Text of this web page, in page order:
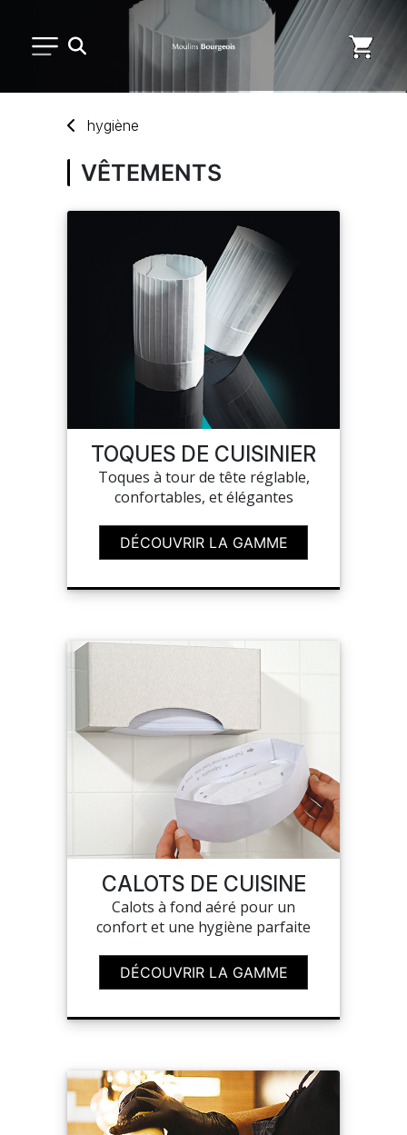
USAGE UNIQUE
DISTRIBUTION DE REPAS
MON COMPTE
MES LISTES
MA COMMANDE
SUR-MESURE
hygiène
VÊTEMENTS
TOQUES DE CUISINIER
Toques à tour de tête réglable,
confortables, et élégantes
DÉCOUVRIR LA GAMME
CALOTS DE CUISINE
Calots à fond aéré pour un
confort et une hygiène parfaite
DÉCOUVRIR LA GAMME